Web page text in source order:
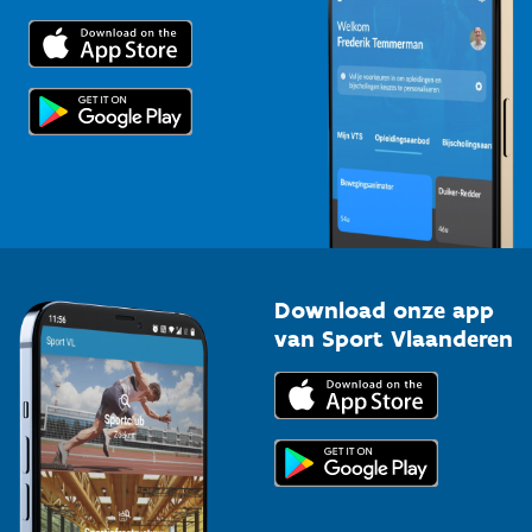
Trainers en begeleiders
Topsporters
Voor de pers
Download onze app
van Sport Vlaanderen